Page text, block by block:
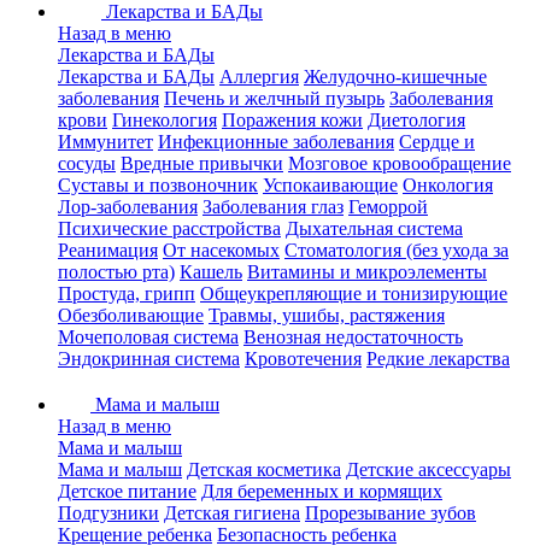
Лекарства и БАДы
Назад в меню
Лекарства и БАДы
Лекарства и БАДы Аллергия Желудочно-кишечные
заболевания Печень и желчный пузырь Заболевания
крови Гинекология Поражения кожи Диетология
Иммунитет Инфекционные заболевания Сердце и
сосуды Вредные привычки Мозговое кровообращение
Суставы и позвоночник Успокаивающие Онкология
Лор-заболевания Заболевания глаз Геморрой
Психические расстройства Дыхательная система
Реанимация От насекомых Стоматология (без ухода за
полостью рта) Кашель Витамины и микроэлементы
Простуда, грипп Общеукрепляющие и тонизирующие
Обезболивающие Травмы, ушибы, растяжения
Мочеполовая система Венозная недостаточность
Эндокринная система Кровотечения Редкие лекарства
Мама и малыш
Назад в меню
Мама и малыш
Мама и малыш Детская косметика Детские аксессуары
Детское питание Для беременных и кормящих
Подгузники Детская гигиена Прорезывание зубов
Крещение ребенка Безопасность ребенка